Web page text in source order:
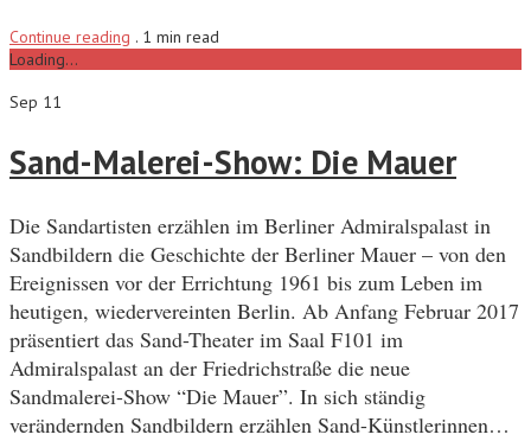
Continue reading . 1 min read
Loading...
Sep 11
Sand-Malerei-Show: Die Mauer
Die Sandartisten erzählen im Berliner Admiralspalast in
Sandbildern die Geschichte der Berliner Mauer – von den
Ereignissen vor der Errichtung 1961 bis zum Leben im
heutigen, wiedervereinten Berlin. Ab Anfang Februar 2017
präsentiert das Sand-Theater im Saal F101 im
Admiralspalast an der Friedrichstraße die neue
Sandmalerei-Show “Die Mauer”. In sich ständig
verändernden Sandbildern erzählen Sand-Künstlerinnen…